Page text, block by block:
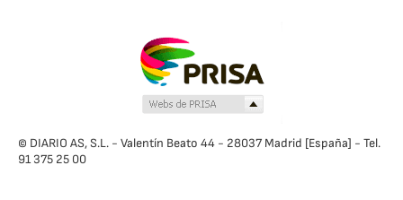
© DIARIO AS, S.L. - Valentín Beato 44 - 28037 Madrid [España] - Tel.
91 375 25 00